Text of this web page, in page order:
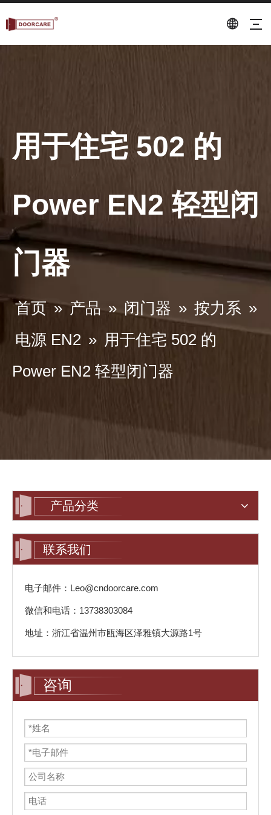
用于住宅 502 的
Power EN2 轻型闭
门器
首页 »产品 » 闭门器 » 按力系 »
电源 EN2 » 用于住宅 502 的
Power EN2 轻型闭门器
产品分类
联系我们
电子邮件：Leo@cndoorcare.com
微信和电话：13738303084
地址：浙江省温州市瓯海区泽雅镇大源路1号
咨询